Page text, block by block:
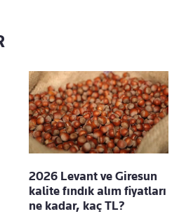
2026 Levant ve Giresun
kalite fındık alım fiyatları
ne kadar, kaç TL?